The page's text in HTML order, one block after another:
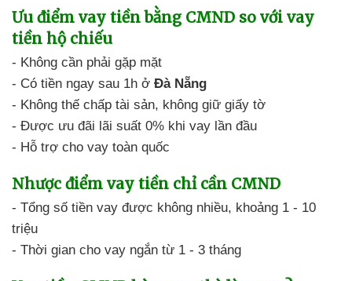
Ưu điểm vay tiền bằng CMND so với vay
tiền hộ chiếu
- Không cần phải gặp mặt
- Có tiền ngay sau 1h ở Đà Nẵng
- Không thế chấp tài sản, không giữ giấy tờ
- Được ưu đãi lãi suất 0% khi vay lần đầu
- Hỗ trợ cho vay toàn quốc
Nhược điểm vay tiền chỉ cần CMND
- Tổng số tiền vay được không nhiều, khoảng 1 - 10
triệu
- Thời gian cho vay ngắn từ 1 - 3 tháng